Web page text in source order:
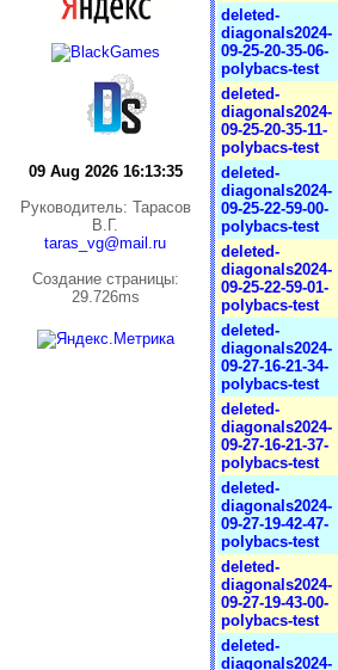
09 Aug 2026 16:13:35
Руководитель: Тарасов
В.Г.
taras_vg@mail.ru
Cоздание страницы:
29.726ms
deleted-
diagonals2024-
09-25-20-35-06-
polybacs-test
deleted-
diagonals2024-
09-25-20-35-11-
polybacs-test
deleted-
diagonals2024-
09-25-22-59-00-
polybacs-test
deleted-
diagonals2024-
09-25-22-59-01-
polybacs-test
deleted-
diagonals2024-
09-27-16-21-34-
polybacs-test
deleted-
diagonals2024-
09-27-16-21-37-
polybacs-test
deleted-
diagonals2024-
09-27-19-42-47-
polybacs-test
deleted-
diagonals2024-
09-27-19-43-00-
polybacs-test
deleted-
diagonals2024-